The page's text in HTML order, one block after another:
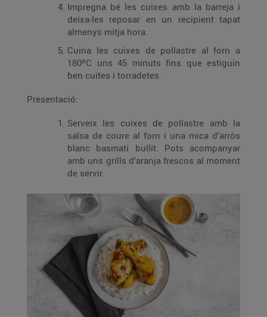
Impregna bé les cuixes amb la barreja i
deixa-les reposar en un recipient tapat
almenys mitja hora.
Cuina les cuixes de pollastre al forn a
180ºC uns 45 minuts fins que estiguin
ben cuites i torradetes.
Presentació:
Serveix les cuixes de pollastre amb la
salsa de coure al forn i una mica d’arròs
blanc basmati bullit. Pots acompanyar
amb uns grills d’aranja frescos al moment
de servir.